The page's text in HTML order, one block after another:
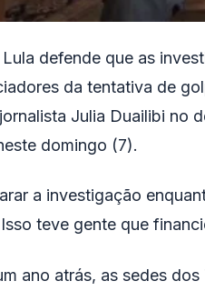
defende que as
da tentativa de
Julia Duailibi no
domingo (7).
a investigação
teve gente que
ano atrás, as sedes